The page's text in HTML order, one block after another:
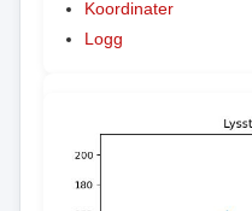
Koordinater
Logg